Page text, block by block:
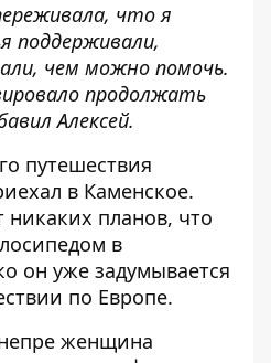
что я
поддерживали,
чем можно помочь.
продолжать
Алексей.
путешествия
в Каменское.
никаких планов, что
в
он уже задумывается
по Европе.
женщина